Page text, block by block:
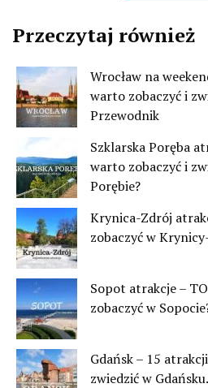
Przeczytaj również
Wrocław na
warto zobaczyć i
Przewodnik
Szklarska Poręba
warto zobaczyć i
Porębie?
Krynica-Zdrój
zobaczyć w
Sopot atrakcje –
zobaczyć w
Gdańsk – 15
zwiedzić w